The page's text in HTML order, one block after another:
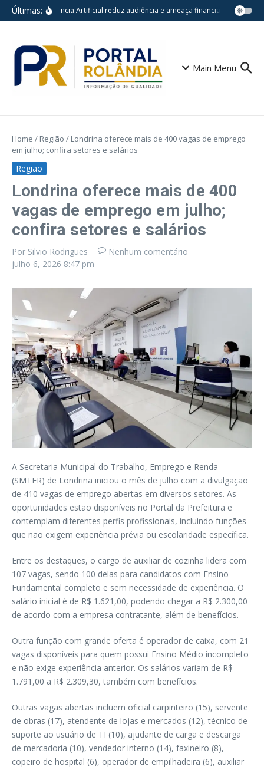
Ir para o conteúdo
Últimas:Inteligência Artificial reduz audiência e ameaça financiamento do
Main Menu
Home / Região / Londrina oferece mais de 400 vagas de emprego
em julho; confira setores e salários
Região
Londrina oferece mais de 400
vagas de emprego em julho;
confira setores e salários
Por Silvio Rodrigues
Nenhum comentário
julho 6, 2026 8:47 pm
A Secretaria Municipal do Trabalho, Emprego e Renda
(SMTER) de Londrina iniciou o mês de julho com a divulgação
de 410 vagas de emprego abertas em diversos setores. As
oportunidades estão disponíveis no Portal da Prefeitura e
contemplam diferentes perfis profissionais, incluindo funções
que não exigem experiência prévia ou escolaridade específica.
Entre os destaques, o cargo de auxiliar de cozinha lidera com
107 vagas, sendo 100 delas para candidatos com Ensino
Fundamental completo e sem necessidade de experiência. O
salário inicial é de R$ 1.621,00, podendo chegar a R$ 2.300,00
de acordo com a empresa contratante, além de benefícios.
Outra função com grande oferta é operador de caixa, com 21
vagas disponíveis para quem possui Ensino Médio incompleto
e não exige experiência anterior. Os salários variam de R$
1.791,00 a R$ 2.309,30, também com benefícios.
Outras vagas abertas incluem oficial carpinteiro (15), servente
de obras (17), atendente de lojas e mercados (12), técnico de
suporte ao usuário de TI (10), ajudante de carga e descarga
de mercadoria (10), vendedor interno (14), faxineiro (8),
copeiro de hospital (6), operador de empilhadeira (6), auxiliar